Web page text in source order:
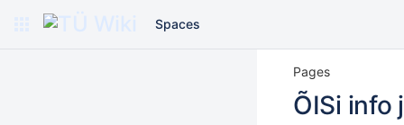
Spaces
Pages
ÕISi info